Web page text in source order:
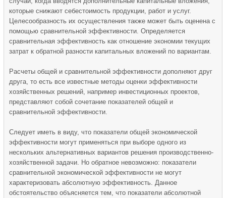
которые снижают себестоимость продукции, работ и услуг.
Целесообразность их осуществления также может быть оценена с
помощью сравнительной эффективности. Определяется
сравнительная эффективность как отношение экономии текущих
затрат к обратной разности капитальных вложений по вариантам.
Расчеты общей и сравнительной эффективности дополняют друг
друга, то есть все известные методы оценки эффективности
хозяйственных решений, например инвестиционных проектов,
представляют собой сочетание показателей общей и
сравнительной эффективности.
Следует иметь в виду, что показатели общей экономической
эффективности могут применяться при выборе одного из
нескольких альтернативных вариантов решения производственно-
хозяйственной задачи. Но обратное невозможно: показатели
сравнительной экономической эффективности не могут
характеризовать абсолютную эффективность. Данное
обстоятельство объясняется тем, что показатели абсолютной